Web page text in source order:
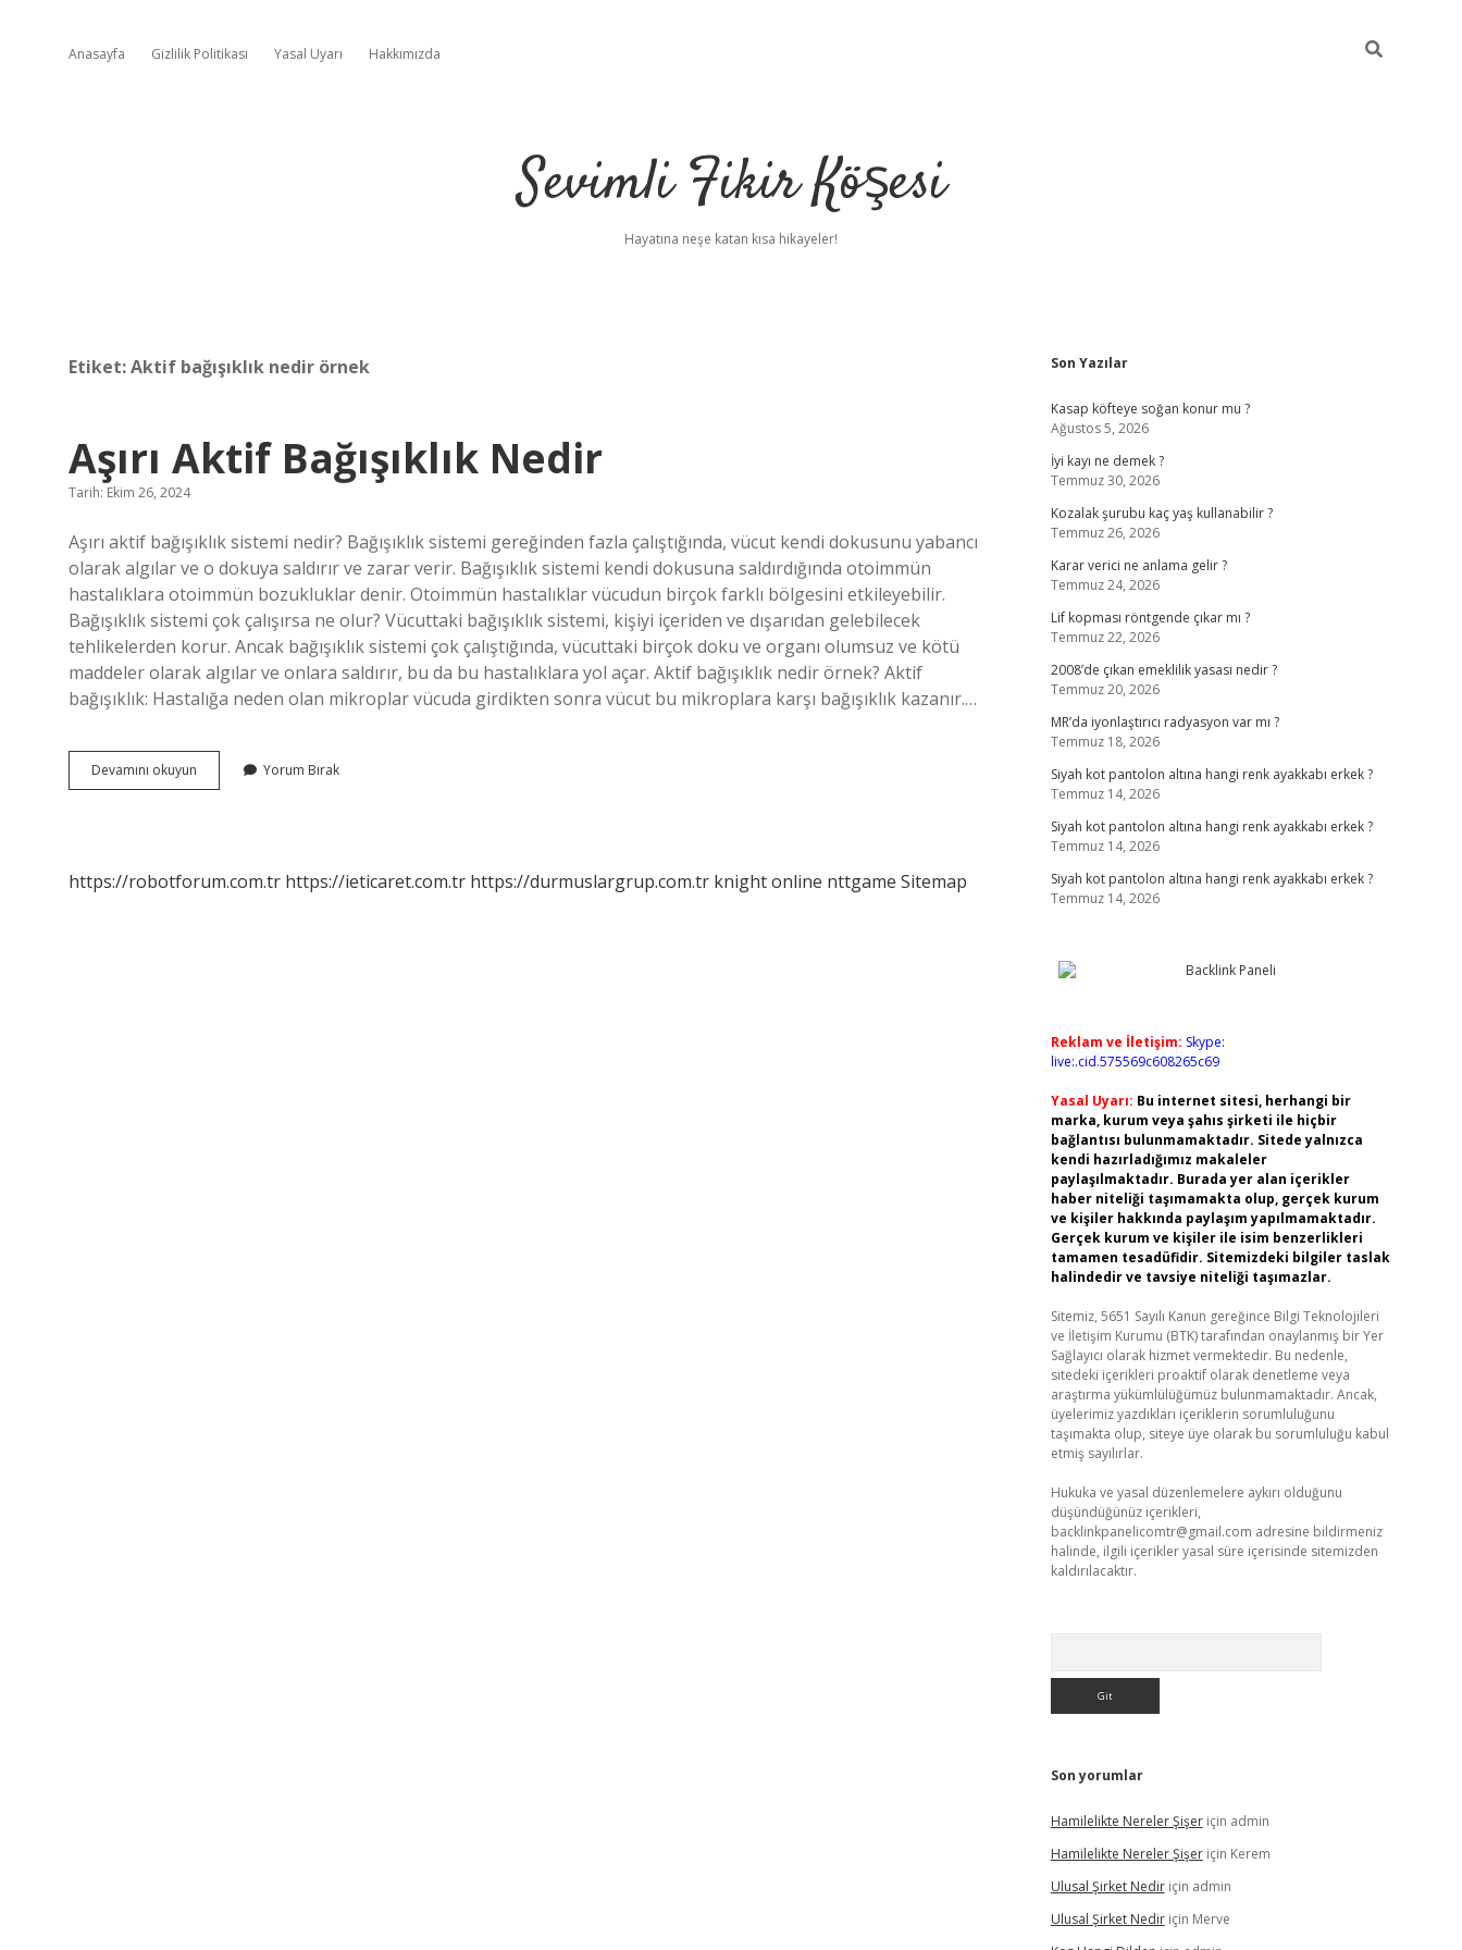
Anasayfa Gizlilik Politikası Yasal Uyarı Hakkımızda
Sevimli Fikir Köşesi
Hayatına neşe katan kısa hikayeler!
Etiket:Aktif bağışıklık nedir örnek
Aşırı Aktif Bağışıklık Nedir
Tarih: Ekim 26, 2024
Aşırı aktif bağışıklık sistemi nedir? Bağışıklık sistemi gereğinden fazla çalıştığında, vücut kendi dokusunu yabancı
olarak algılar ve o dokuya saldırır ve zarar verir. Bağışıklık sistemi kendi dokusuna saldırdığında otoimmün
hastalıklara otoimmün bozukluklar denir. Otoimmün hastalıklar vücudun birçok farklı bölgesini etkileyebilir.
Bağışıklık sistemi çok çalışırsa ne olur? Vücuttaki bağışıklık sistemi, kişiyi içeriden ve dışarıdan gelebilecek
tehlikelerden korur. Ancak bağışıklık sistemi çok çalıştığında, vücuttaki birçok doku ve organı olumsuz ve kötü
maddeler olarak algılar ve onlara saldırır, bu da bu hastalıklara yol açar. Aktif bağışıklık nedir örnek? Aktif
bağışıklık: Hastalığa neden olan mikroplar vücuda girdikten sonra vücut bu mikroplara karşı bağışıklık kazanır.…
Devamını okuyun
Aktif
Yorum Bırak
https://robotforum.com.tr https://ieticaret.com.tr https://durmuslargrup.com.tr knight online nttgame Sitemap
Sidebar
Son Yazılar
Kasap köfteye soğan konur mu ?
Ağustos 5, 2026
İyi kayı ne demek ?
Temmuz 30, 2026
Kozalak şurubu kaç yaş kullanabilir ?
Temmuz 26, 2026
Karar verici ne anlama gelir ?
Temmuz 24, 2026
Lif kopması röntgende çıkar mı ?
Temmuz 22, 2026
2008’de çıkan emeklilik yasası nedir ?
Temmuz 20, 2026
MR’da iyonlaştırıcı radyasyon var mı ?
Temmuz 18, 2026
Siyah kot pantolon altına hangi renk ayakkabı erkek ?
Temmuz 14, 2026
Siyah kot pantolon altına hangi renk ayakkabı erkek ?
Temmuz 14, 2026
Siyah kot pantolon altına hangi renk ayakkabı erkek ?
Temmuz 14, 2026
Reklam ve İletişim: Skype:
live:.cid.575569c608265c69
Yasal Uyarı: Bu internet sitesi, herhangi bir
marka, kurum veya şahıs şirketi ile hiçbir
bağlantısı bulunmamaktadır. Sitede yalnızca
kendi hazırladığımız makaleler
paylaşılmaktadır. Burada yer alan içerikler
haber niteliği taşımamakta olup, gerçek kurum
ve kişiler hakkında paylaşım yapılmamaktadır.
Gerçek kurum ve kişiler ile isim benzerlikleri
tamamen tesadüfidir. Sitemizdeki bilgiler taslak
halindedir ve tavsiye niteliği taşımazlar.
Sitemiz, 5651 Sayılı Kanun gereğince Bilgi Teknolojileri
ve İletişim Kurumu (BTK) tarafından onaylanmış bir Yer
Sağlayıcı olarak hizmet vermektedir. Bu nedenle,
sitedeki içerikleri proaktif olarak denetleme veya
araştırma yükümlülüğümüz bulunmamaktadır. Ancak,
üyelerimiz yazdıkları içeriklerin sorumluluğunu
taşımakta olup, siteye üye olarak bu sorumluluğu kabul
etmiş sayılırlar.
Hukuka ve yasal düzenlemelere aykırı olduğunu
düşündüğünüz içerikleri,
backlinkpanelicomtr@gmail.com adresine bildirmeniz
halinde, ilgili içerikler yasal süre içerisinde sitemizden
kaldırılacaktır.
Son yorumlar
Hamilelikte Nereler Şişeriçin admin
Hamilelikte Nereler Şişeriçin Kerem
Ulusal Şirket Nediriçin admin
Ulusal Şirket Nediriçin Merve